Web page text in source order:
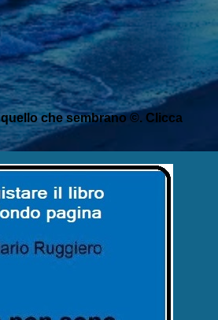
che sembrano ©. Clicca